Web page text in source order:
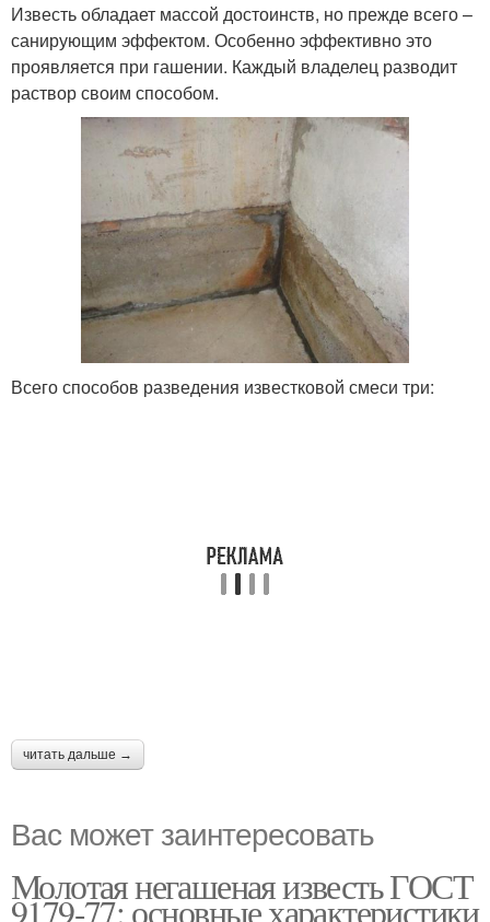
Известь обладает массой достоинств, но прежде всего –
санирующим эффектом. Особенно эффективно это
проявляется при гашении. Каждый владелец разводит
раствор своим способом.
Всего способов разведения известковой смеси три:
читать дальше →
Вас может заинтересовать
Молотая негашеная известь ГОСТ
9179-77: основные характеристики